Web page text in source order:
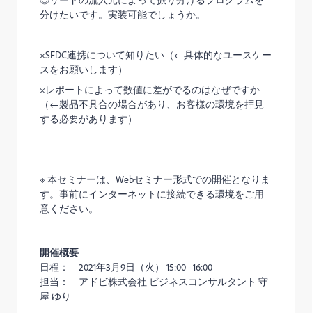
分けたいです。実装可能でしょうか。
×SFDC連携について知りたい（←具体的なユースケー
スをお願いします）
×レポートによって数値に差がでるのはなぜですか
（←製品不具合の場合があり、お客様の環境を拝見
する必要があります）
※本セミナーは、 Webセミナー形式での開催となりま
す。事前にインターネットに接続できる環境をご用
意ください。
開催概要
日程： 2021年3月9日（火）
15:00 - 16:00
担当： アドビ株式会社 ビジネス コンサルタント 守
屋 ゆり